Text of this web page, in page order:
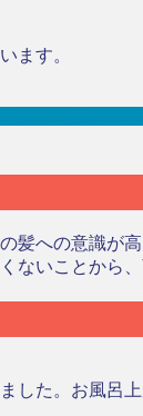
ます。
ングとは？メ
髪への意識が
ないことから
した。お風呂